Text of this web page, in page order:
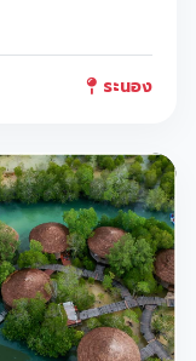
ระนอง